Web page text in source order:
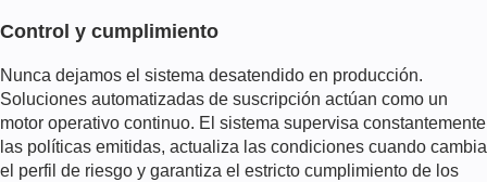
Control y cumplimiento
Nunca dejamos el sistema desatendido en producción.
Soluciones automatizadas de suscripción actúan como un
motor operativo continuo. El sistema supervisa constantemente
las políticas emitidas, actualiza las condiciones cuando cambia
el perfil de riesgo y garantiza el estricto cumplimiento de los